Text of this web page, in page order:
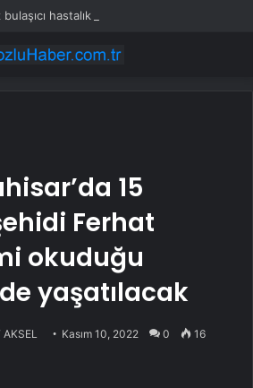
15
Ferhat
okuduğu
yaşatılacak
AKSEL Kasım 10, 2022 0 16